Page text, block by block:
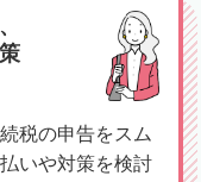
税の申告をスム
いや対策を検討